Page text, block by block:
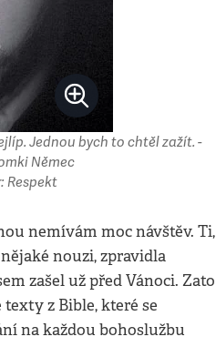
Jednou bych to chtěl zažít. -
Němec
Respekt
nemívám moc návštěv. Ti,
nouzi, zpravidla
zašel už před Vánoci. Zato
z Bible, které se
na každou bohoslužbu